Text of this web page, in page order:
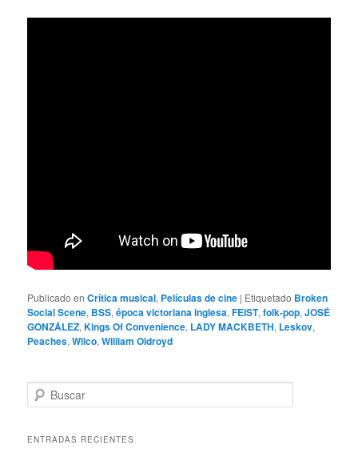
Publicado en Crítica musical, Películas de cine | Etiquetado Broken
Social Scene, BSS,época victoriana inglesa,FEIST,folk-pop,JOSÉ
GONZÁLEZ,Kings Of Convenience, LADY MACKBETH, Leskov,
Peaches,Wilco,William Oldroyd
u
c
ENTRADAS RECIENTES